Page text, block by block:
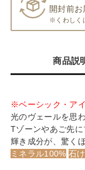
開封前
※くわしく
商品説
※ベーシック・ア
光のヴェールを思
Tゾーンやあご先
輝き成分が、驚く
ミネラル100% 石